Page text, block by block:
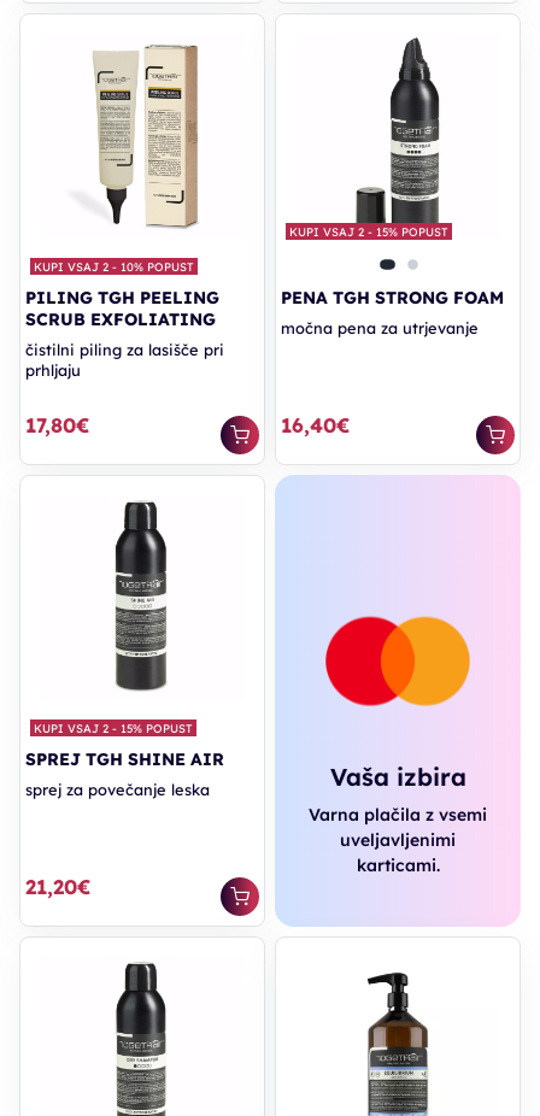
KUPI VSAJ 2 - 10% POPUST
PILING TGH PEELING
SCRUB EXFOLIATING
čistilni piling za lasišče pri
prhljaju
17,80€
KUPI VSAJ 2 - 15% POPUST
PENA TGH STRONG FOAM
močna pena za utrjevanje
16,40€
KUPI VSAJ 2 - 15% POPUST
SPREJ TGH SHINE AIR
sprej za povečanje leska
21,20€
Vaša izbira
Varna plačila z vsemi
uveljavljenimi
karticami.
Prijavite se na e-novice in si
zagotovite ekskluziven 15 % popust za svoj prvi
Želim prejemati e-poštna sporočila o artiklih, storitvah in
ponudbah, ki bi me morebiti zanimala.
Vašo zasebnost jemljemo zelo resno. Informacije, ki nam jih boste posredovali, bomo hranili v skladu s
splošno uredbo EU o varstvu osebnih podatkov (GDPR) (EU) 2016/679. S prijavo na e-novice se
strinjate, da vam pošiljamo transakcijska in promocijska e-poštna sporočila.
ŽELIM 15 % POPUST
*Popust velja samo za izdelke Hair Syrup in se ne sešteva z drugimi popusti.